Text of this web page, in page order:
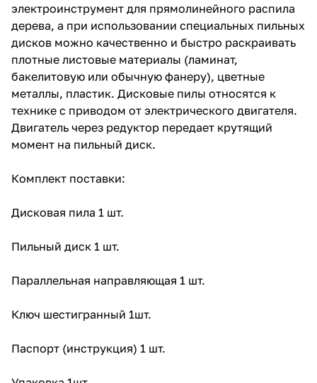
Двигатель через редуктор
передает крутящий момент на
пильный диск.
электроинструмент для прямолинейного распила
дерева, а при использовании специальных пильных
дисков можно качественно и быстро раскраивать
плотные листовые материалы (ламинат,
бакелитовую или обычную фанеру), цветные
металлы, пластик. Дисковые пилы относятся к
технике с приводом от электрического двигателя.
Двигатель через редуктор передает крутящий
момент на пильный диск.
Комплект поставки:
Дисковая пила 1 шт.
Пильный диск 1 шт.
Параллельная направляющая 1 шт.
Ключ шестигранный 1шт.
Паспорт (инструкция) 1 шт.